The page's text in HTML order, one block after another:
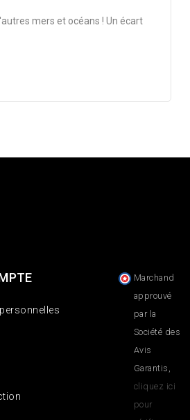
mers et océans ! Un écart
Marchand
approuvé
par la
Société des
Avis
Garantis,
cliquez ici
pour